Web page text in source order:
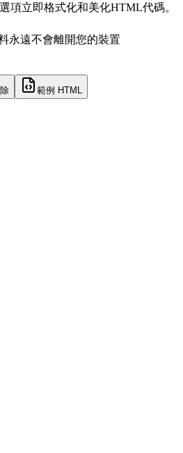
項立即格式化和美化HTML代碼。
永遠不會離開您的裝置
範例 HTML